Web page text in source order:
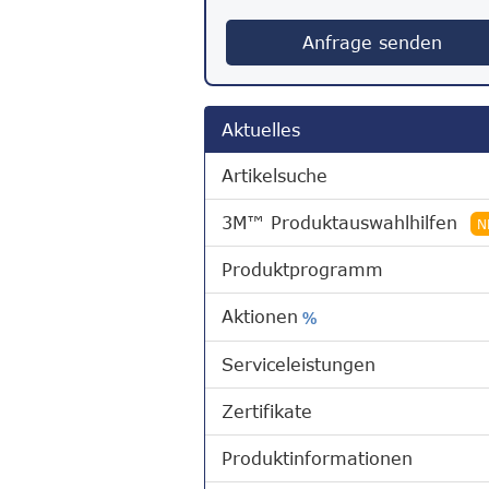
Anfrage senden
Aktuelles
Artikelsuche
3M™ Produktauswahlhilfen
Produktprogramm
Aktionen %
Serviceleistungen
Zertifikate
Produktinformationen